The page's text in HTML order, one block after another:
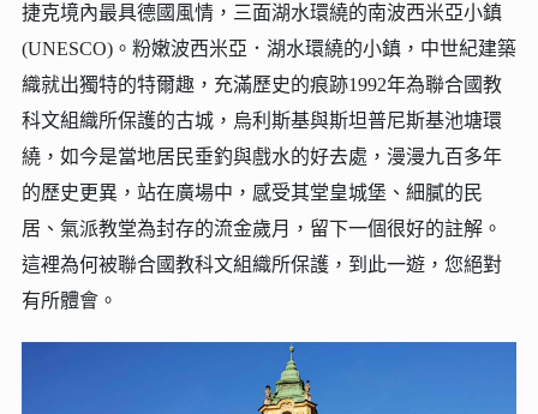
捷克境內最具德國風情，三面湖水環繞的南波西米亞小鎮
(UNESCO)。粉嫩波西米亞．湖水環繞的小鎮，中世紀建築
織就出獨特的特爾趣，充滿歷史的痕跡1992年為聯合國教
科文組織所保護的古城，烏利斯基與斯坦普尼斯基池塘環
繞，如今是當地居民垂釣與戲水的好去處，漫漫九百多年
的歷史更異，站在廣場中，感受其堂皇城堡、細膩的民
居、氣派教堂為封存的流金歲月，留下一個很好的註解。
這裡為何被聯合國教科文組織所保護，到此一遊，您絕對
有所體會。